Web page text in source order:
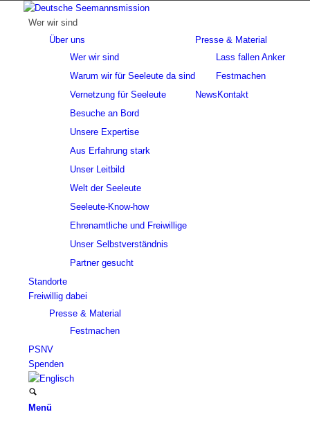
Wer wir sind
Über uns
Wer wir sind
Warum wir für Seeleute da sind
Vernetzung für Seeleute
Besuche an Bord
Unsere Expertise
Aus Erfahrung stark
Unser Leitbild
Welt der Seeleute
Seeleute-Know-how
Ehrenamtliche und Freiwillige
Unser Selbstverständnis
Partner gesucht
Presse & Material
Lass fallen Anker
Festmachen
News Kontakt
Standorte
Freiwillig dabei
Presse & Material
Festmachen
PSNV
Spenden
Menü